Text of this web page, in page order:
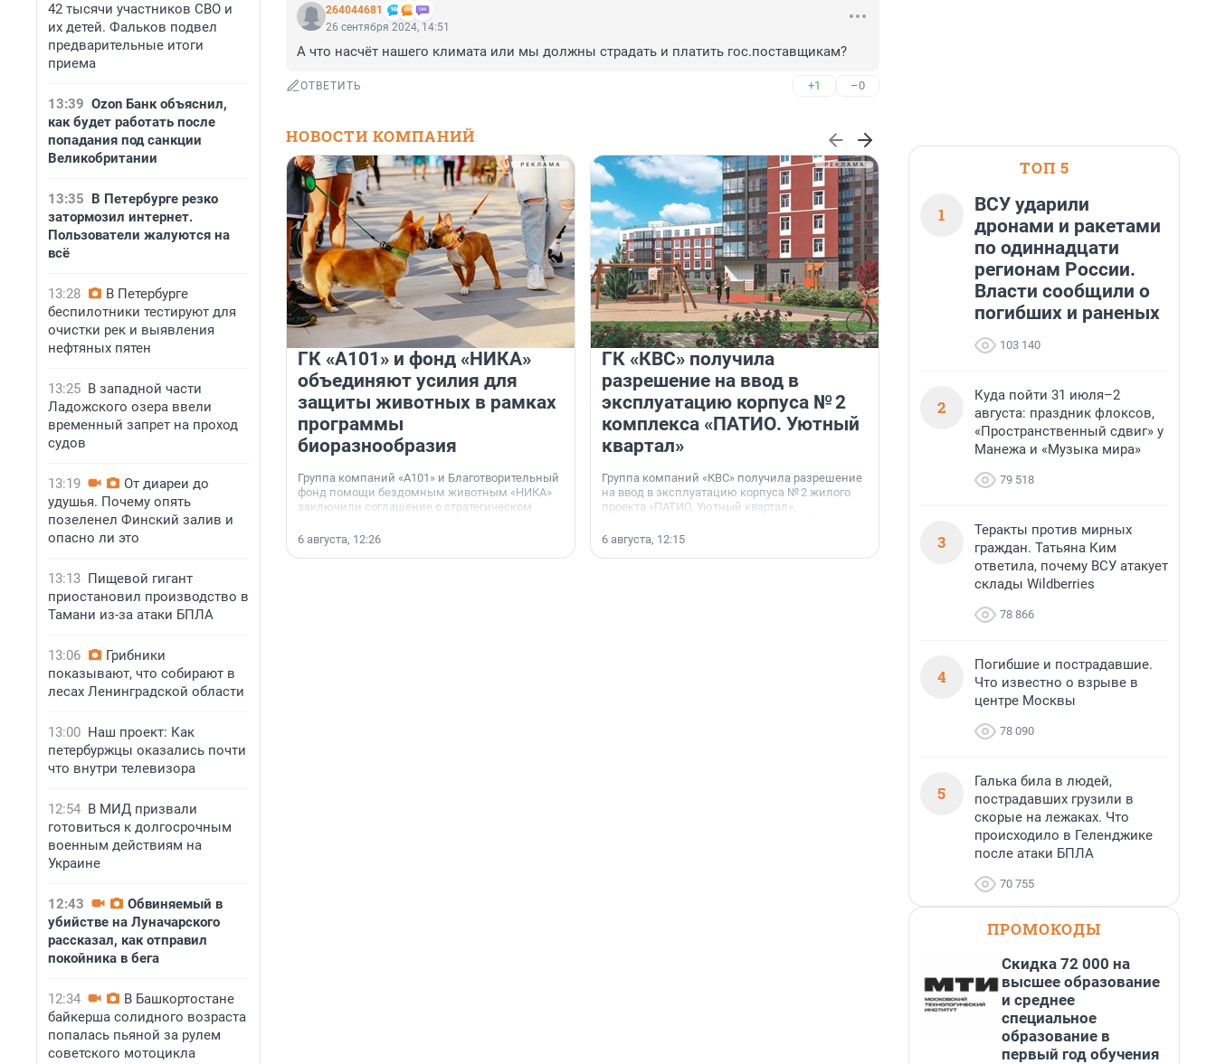
42 тысячи участников СВО и
их детей. Фальков подвел
предварительные итоги
приема
13:39 Ozon Банк объяснил,
как будет работать после
попадания под санкции
Великобритании
13:35 В Петербурге резко
затормозил интернет.
Пользователи жалуются на
всё
13:28
В Петербурге
беспилотники тестируют для
очистки рек и выявления
нефтяных пятен
13:25 В западной части
Ладожского озера ввели
временный запрет на проход
судов
13:19
От диареи до
удушья. Почему опять
позеленел Финский залив и
опасно ли это
13:13 Пищевой гигант
приостановил производство в
Тамани из-за атаки БПЛА
13:06
Грибники
показывают, что собирают в
лесах Ленинградской области
13:00 Наш проект: Как
петербуржцы оказались почти
что внутри телевизора
12:54 В МИД призвали
готовиться к долгосрочным
военным действиям на
Украине
12:43
Обвиняемый в
убийстве на Луначарского
рассказал, как отправил
покойника в бега
12:34
В Башкортостане
байкерша солидного возраста
попалась пьяной за рулем
советского мотоцикла
264044681
26 сентября 2024, 14:51
А что насчёт нашего климата или мы должны страдать и платить гос.поставщикам?
ОТВЕТИТЬ +1 –0
НОВОСТИ КОМПАНИЙ
ГК «А101» и фонд «НИКА»
объединяют усилия для
защиты животных в рамках
программы
биоразнообразия
Группа компаний «А101» и Благотворительный
фонд помощи бездомным животным «НИКА»
заключили соглашение о стратегическом
6 августа, 12:26
ГК «КВС» получила
разрешение на ввод в
эксплуатацию корпуса № 2
комплекса «ПАТИО. Уютный
квартал»
Группа компаний «КВС» получила разрешение
на ввод в эксплуатацию корпуса № 2 жилого
проекта «ПАТИО. Уютный квартал»,
Ленинградской области.
6 августа, 12:15
ГК «КВС» расширяет
лояльности
Группа компаний «КВС» обновила программу
«Карта Друга» для участников «Клуба Ваших
5 августа, 18:13
ТОП 5
1
ВСУ ударили
дронами и ракетами
по одиннадцати
регионам России.
Власти сообщили о
погибших и раненых
103 140
2
Куда пойти 31 июля–2
августа: праздник флоксов,
«Пространственный сдвиг» у
Манежа и «Музыка мира»
79 518
3
Теракты против мирных
граждан. Татьяна Ким
ответила, почему ВСУ атакует
склады Wildberries
78 866
4
Погибшие и пострадавшие.
Что известно о взрыве в
центре Москвы
78 090
5
Галька била в людей,
пострадавших грузили в
скорые на лежаках. Что
происходило в Геленджике
после атаки БПЛА
70 755
ПРОМОКОДЫ
Скидка 72 000 на
высшее образование
и среднее
специальное
образование в
первый год обучения